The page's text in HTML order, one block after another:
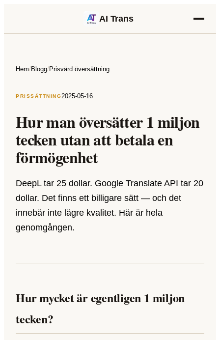
AI Trans
Hem/Blogg/Prisvärd översättning
PRISSÄTTNING2025-05-16
Hur man översätter 1 miljon
tecken utan att betala en
förmögenhet
DeepL tar 25 dollar. Google Translate API tar 20
dollar. Det finns ett billigare sätt — och det
innebär inte lägre kvalitet. Här är hela
genomgången.
Hur mycket är egentligen 1 miljon
tecken?